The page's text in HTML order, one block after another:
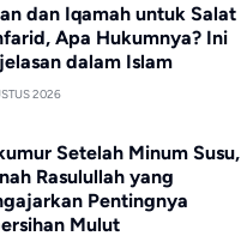
dan Iqamah untuk Salat
Apa Hukumnya? Ini
dalam Islam
2026
Setelah Minum Susu,
Rasulullah yang
Pentingnya
Mulut